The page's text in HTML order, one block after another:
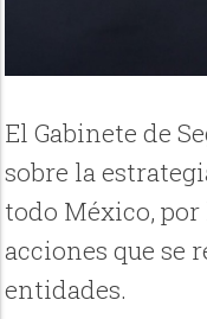
El Gabinete de
sobre la
todo México,
acciones que se
entidades.